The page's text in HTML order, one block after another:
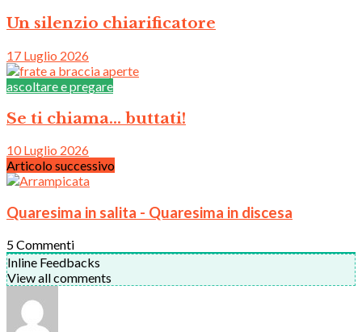
Un silenzio chiarificatore
17 Luglio 2026
ascoltare e pregare
Se ti chiama… buttati!
10 Luglio 2026
Articolo successivo
Quaresima in salita - Quaresima in discesa
5Commenti
Inline Feedbacks
View all comments